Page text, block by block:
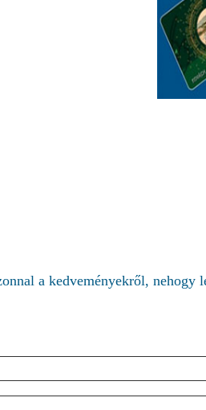
a kedveményekről, nehogy